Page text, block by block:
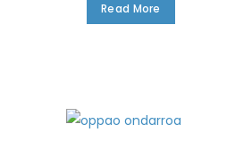
Read More